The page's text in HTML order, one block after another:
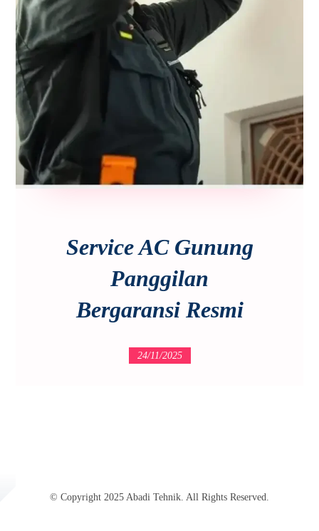
Service AC Gunung
Panggilan
Bergaransi Resmi
24/11/2025
© Copyright 2025 Abadi Tehnik. All Rights Reserved.